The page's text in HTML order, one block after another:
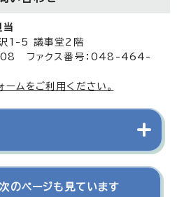
当
1-5 議事堂2階
ファクス番号：048-464-
ムをご利用ください。
のページも見ています